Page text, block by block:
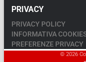
PRIVACY
PRIVACY POLICY
INFORMATIVA
PREFERENZE PRIVACY
© 2026